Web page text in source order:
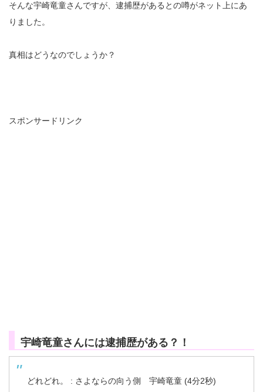
そんな宇崎竜童さんですが、逮捕歴があるとの噂がネット上にあ
りました。
真相はどうなのでしょうか？
スポンサードリンク
宇崎竜童さんには逮捕歴がある？！
どれどれ。 : さよならの向う側 宇崎竜童 (4分2秒)